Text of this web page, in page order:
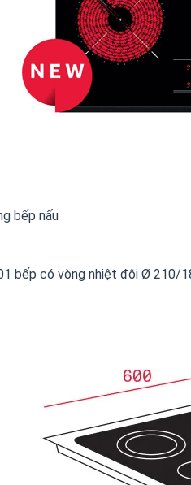
bếp nấu
bếp có vòng nhiệt đôi Ø